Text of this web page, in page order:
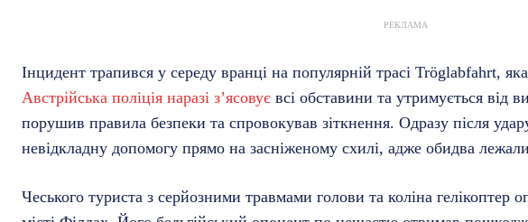
РЕКЛАМА
Інцидент трапився у середу вранці на популярній трасі Tröglabfahrt,
Австрійська поліція наразі з’ясовує всі обставини та утримується від
порушив правила безпеки та спровокував зіткнення. Одразу після
невідкладну допомогу прямо на засніженому схилі, адже обидва
Чеського туриста з серйозними травмами голови та коліна гелікоптер